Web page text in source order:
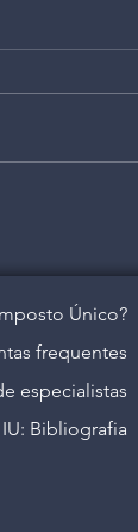
Único?
frequentes
especialistas
IU: Bibliografia